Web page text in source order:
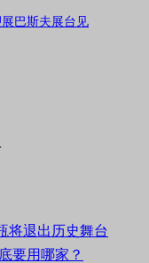
巴斯夫展台见
将退出历史舞台
要用哪家？